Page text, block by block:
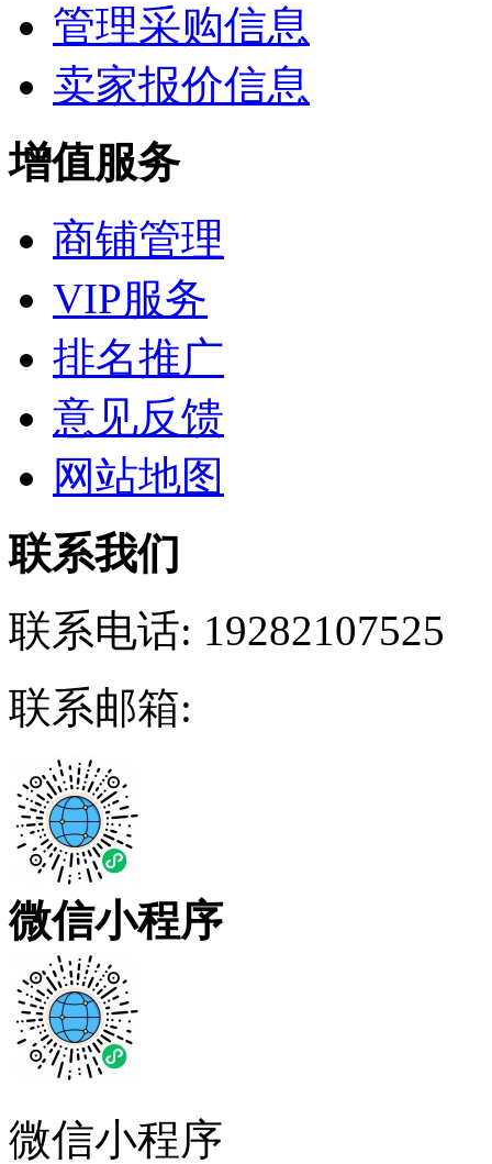
管理采购信息
卖家报价信息
增值服务
商铺管理
VIP服务
排名推广
意见反馈
网站地图
联系我们
联系电话: 19282107525
联系邮箱:
微信小程序
微信小程序